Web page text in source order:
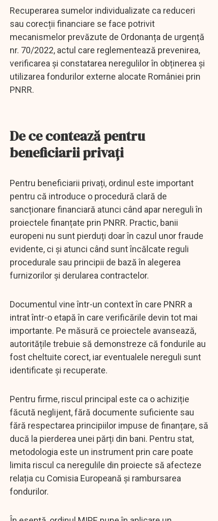
Recuperarea sumelor individualizate ca reduceri
sau corecții financiare se face potrivit
mecanismelor prevăzute de Ordonanța de urgență
nr. 70/2022, actul care reglementează prevenirea,
verificarea și constatarea neregulilor în obținerea și
utilizarea fondurilor externe alocate României prin
PNRR.
De ce contează pentru
beneficiarii privați
Pentru beneficiarii privați, ordinul este important
pentru că introduce o procedură clară de
sancționare financiară atunci când apar nereguli în
proiectele finanțate prin PNRR. Practic, banii
europeni nu sunt pierduți doar în cazul unor fraude
evidente, ci și atunci când sunt încălcate reguli
procedurale sau principii de bază în alegerea
furnizorilor și derularea contractelor.
Documentul vine într-un context în care PNRR a
intrat într-o etapă în care verificările devin tot mai
importante. Pe măsură ce proiectele avansează,
autoritățile trebuie să demonstreze că fondurile au
fost cheltuite corect, iar eventualele nereguli sunt
identificate și recuperate.
Pentru firme, riscul principal este ca o achiziție
făcută neglijent, fără documente suficiente sau
fără respectarea principiilor impuse de finanțare, să
ducă la pierderea unei părți din bani. Pentru stat,
metodologia este un instrument prin care poate
limita riscul ca neregulile din proiecte să afecteze
relația cu Comisia Europeană și rambursarea
fondurilor.